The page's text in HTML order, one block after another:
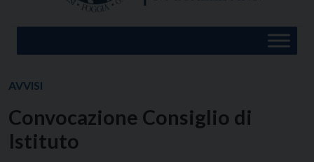
AVVISI
Convocazione Consiglio di
Istituto